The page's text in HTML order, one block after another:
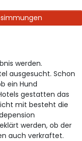
werden.
ausgesucht. Schon
ein Hund
gestatten das
mit besteht die
werden, ob der
auch verkraftet.